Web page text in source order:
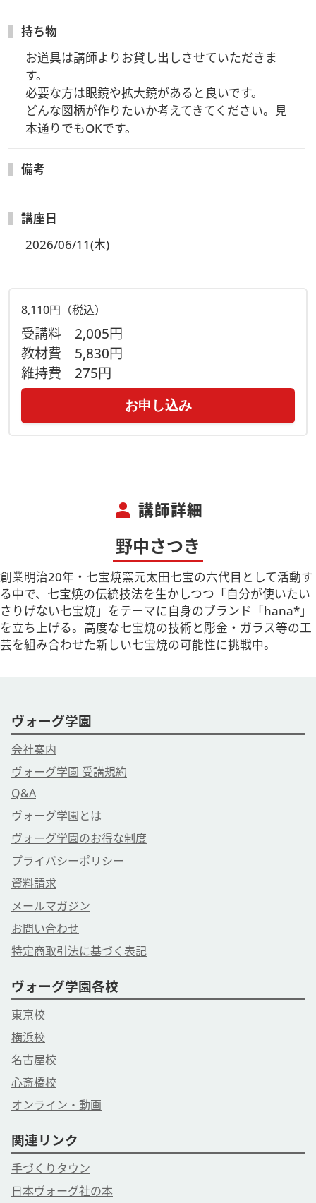
持ち物
お道具は講師よりお貸し出しさせていただきま
す。
必要な方は眼鏡や拡大鏡があると良いです。
どんな図柄が作りたいか考えてきてください。見
本通りでもOKです。
備考
講座日
2026/06/11(木)
8,110円（税込）
受講料 2,005円
教材費 5,830円
維持費 275円
お申し込み
person 講師詳細
野中さつき
創業明治20年・七宝焼窯元太田七宝の六代目として活動す
る中で、七宝焼の伝統技法を生かしつつ「自分が使いたい
さりげない七宝焼」をテーマに自身のブランド「hana*」
を立ち上げる。高度な七宝焼の技術と彫金・ガラス等の工
芸を組み合わせた新しい七宝焼の可能性に挑戦中。
ヴォーグ学園
会社案内
ヴォーグ学園 受講規約
Q&A
ヴォーグ学園とは
ヴォーグ学園のお得な制度
プライバシーポリシー
資料請求
メールマガジン
お問い合わせ
特定商取引法に基づく表記
ヴォーグ学園各校
東京校
横浜校
名古屋校
心斎橋校
オンライン・動画
関連リンク
手づくりタウン
日本ヴォーグ社の本